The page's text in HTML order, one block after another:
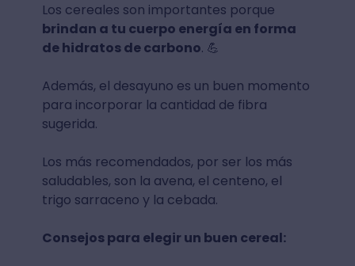
Los cereales son importantes porque
brindan a tu cuerpo energía en forma
de hidratos de carbono. 💪
Además, el desayuno es un buen momento
para incorporar la cantidad de fibra
sugerida.
Los más recomendados, por ser los más
saludables, son la avena, el centeno, el
trigo sarraceno y la cebada.
Consejos para elegir un buen cereal: